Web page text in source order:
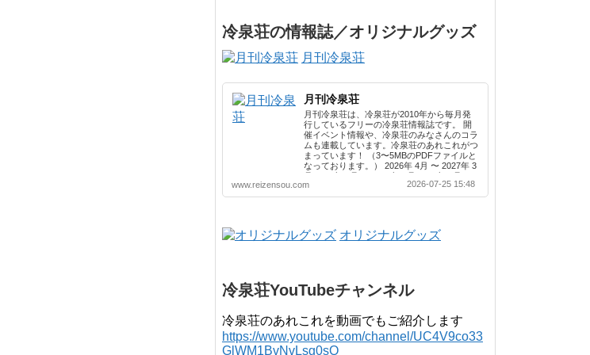
冷泉荘の情報誌／オリジナルグッズ
月刊冷泉荘
月刊冷泉荘
月刊冷泉荘は、冷泉荘が2010年から毎月発
行しているフリーの冷泉荘情報誌です。 開
催イベント情報や、冷泉荘のみなさんのコラ
ムも連載しています。冷泉荘のあれこれがつ
まっています！ （3〜5MBのPDFファイルと
なっております。） 2026年 4月 〜 2027年 3
2025年 3月 2023年 4月 〜 2024年 3月 2022
年 4月 〜 2023年 3月 2021年 4月 〜 2022年
年 4月 〜 2018年 3月 2016年 4月 〜 2017年
3月 2015年 4月 〜 2016年 3月 2014年 4月 〜
www.reizensou.com 2026-07-25 15:48
オリジナルグッズ
冷泉荘YouTubeチャンネル
冷泉荘のあれこれを動画でもご紹介します
https://www.youtube.com/channel/UC4V9co33
GlWM1BvNvLsg0sQ